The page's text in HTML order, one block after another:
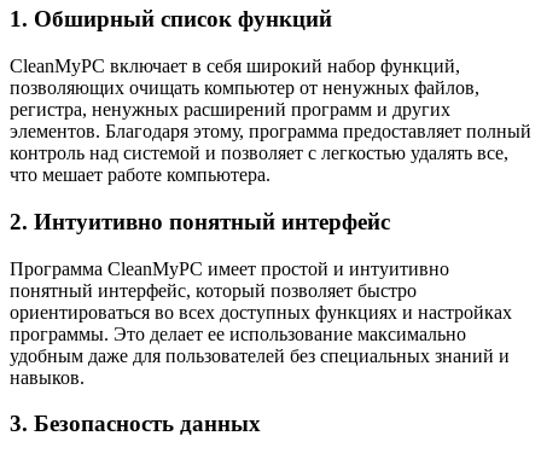
1. Обширный список функций
CleanMyPC включает в себя широкий набор функций,
позволяющих очищать компьютер от ненужных файлов,
регистра, ненужных расширений программ и других
элементов. Благодаря этому, программа предоставляет полный
контроль над системой и позволяет с легкостью удалять все,
что мешает работе компьютера.
2. Интуитивно понятный интерфейс
Программа CleanMyPC имеет простой и интуитивно
понятный интерфейс, который позволяет быстро
ориентироваться во всех доступных функциях и настройках
программы. Это делает ее использование максимально
удобным даже для пользователей без специальных знаний и
навыков.
3. Безопасность данных